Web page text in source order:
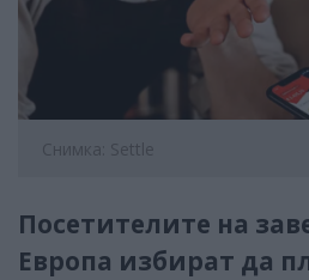
Снимка: Settle
Посетителите на
Европа избират да